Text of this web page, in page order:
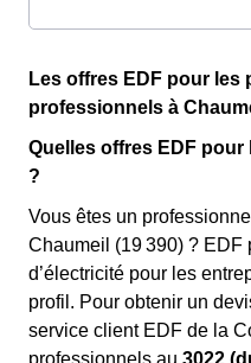
Les offres EDF pour les
professionnels à
Quelles offres EDF pour
?
Vous êtes un
Chaumeil (19 390) ? EDF
d’électricité pour les
profil. Pour obtenir un
service client EDF de la